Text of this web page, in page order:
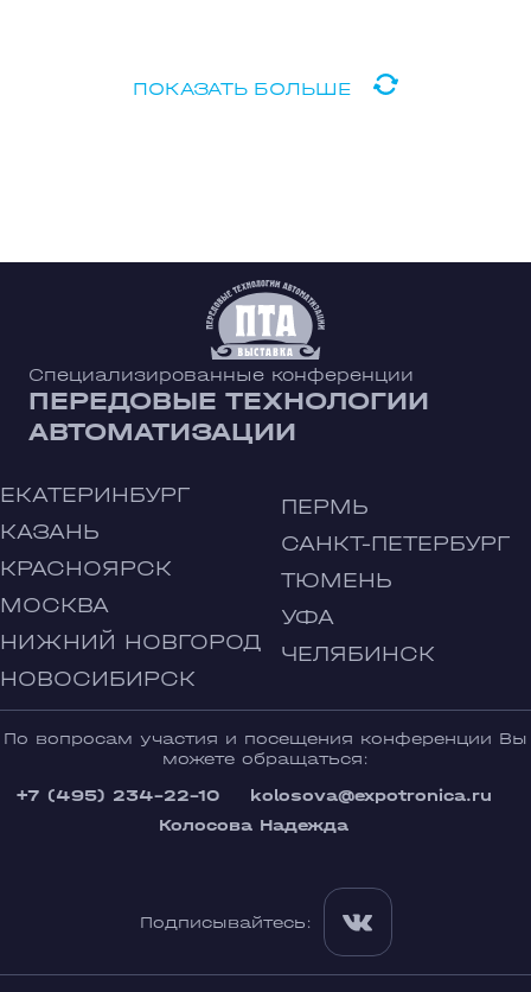
ПОКАЗАТЬ БОЛЬШЕ
Специализированные конференции
ПЕРЕДОВЫЕ ТЕХНОЛОГИИ
АВТОМАТИЗАЦИИ
ЕКАТЕРИНБУРГ
КАЗАНЬ
КРАСНОЯРСК
МОСКВА
НИЖНИЙ НОВГОРОД
НОВОСИБИРСК
ПЕРМЬ
САНКТ-ПЕТЕРБУРГ
ТЮМЕНЬ
УФА
ЧЕЛЯБИНСК
По вопросам участия и посещения конференции Вы
можете обращаться:
+7 (495) 234-22-10
kolosova@expotronica.ru
Колосова Надежда
Подписывайтесь: